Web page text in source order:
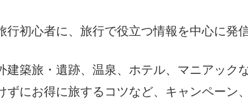
行初心者に、旅行で役立つ情報を中心に発
建築旅・遺跡、温泉、ホテル、マニアック
ずにお得に旅するコツなど、キャンペーン